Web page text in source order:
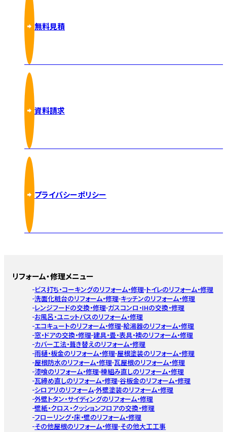
無料見積
資料請求
プライバシーポリシー
リフォーム・修理メニュー
ビス打ち・コーキングのリフォーム・修理 トイレのリフォーム・修理
洗面化粧台のリフォーム・修理 キッチンのリフォーム・修理
レンジフードの交換・修理 ガスコンロ・IHの交換・修理
お風呂・ユニットバスのリフォーム・修理
エコキュートのリフォーム・修理 給湯器のリフォーム・修理
窓・ドアの交換・修理 建具・畳・表具・襖のリフォーム・修理
カバー工法・葺き替えのリフォーム・修理
雨樋・板金のリフォーム・修理 屋根塗装のリフォーム・修理
屋根防水のリフォーム・修理 瓦屋根のリフォーム・修理
漆喰のリフォーム・修理 棟組み直しのリフォーム・修理
瓦締め直しのリフォーム・修理 谷板金のリフォーム・修理
シロアリのリフォーム 外壁塗装のリフォーム・修理
外壁トタン・サイディングのリフォーム・修理
壁紙・クロス・クッションフロアの交換・修理
フローリング・床・壁のリフォーム・修理
その他屋根のリフォーム・修理 その他大工工事